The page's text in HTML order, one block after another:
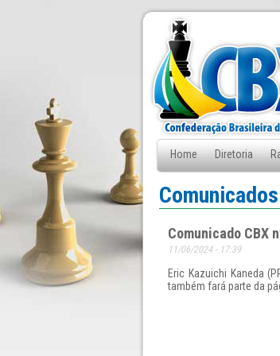
Home Diretoria
Fale Conosco
Comunicados
Comunicado CBX
11/06/2024 - 17:39
Eric Kazuichi Kaneda
também fará parte da